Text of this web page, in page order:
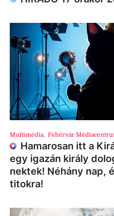
Multimédia, Fehérvár
Hamarosan itt a
egy igazán király
nektek! Néhány nap,
titokra!